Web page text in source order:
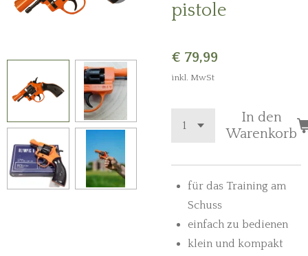
pistole
€ 79,99
inkl. MwSt
In den
Warenkorb
für das Training am
Schuss
einfach zu bedienen
klein und kompakt